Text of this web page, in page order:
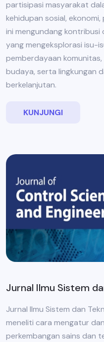
partisipasi masyarakat
kehidupan sosial,
ini mengundang kontribusi
yang mengeksplorasi isu-
pemberdayaan
budaya, serta lingkungan
berkelanjutan.
KUNJUNGI
Jurnal Ilmu Sistem
Jurnal Ilmu Sistem dan
meneliti cara mengatur
perkembangan sains dan